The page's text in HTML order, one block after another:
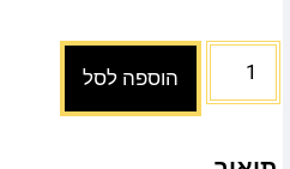
הוספה לסל